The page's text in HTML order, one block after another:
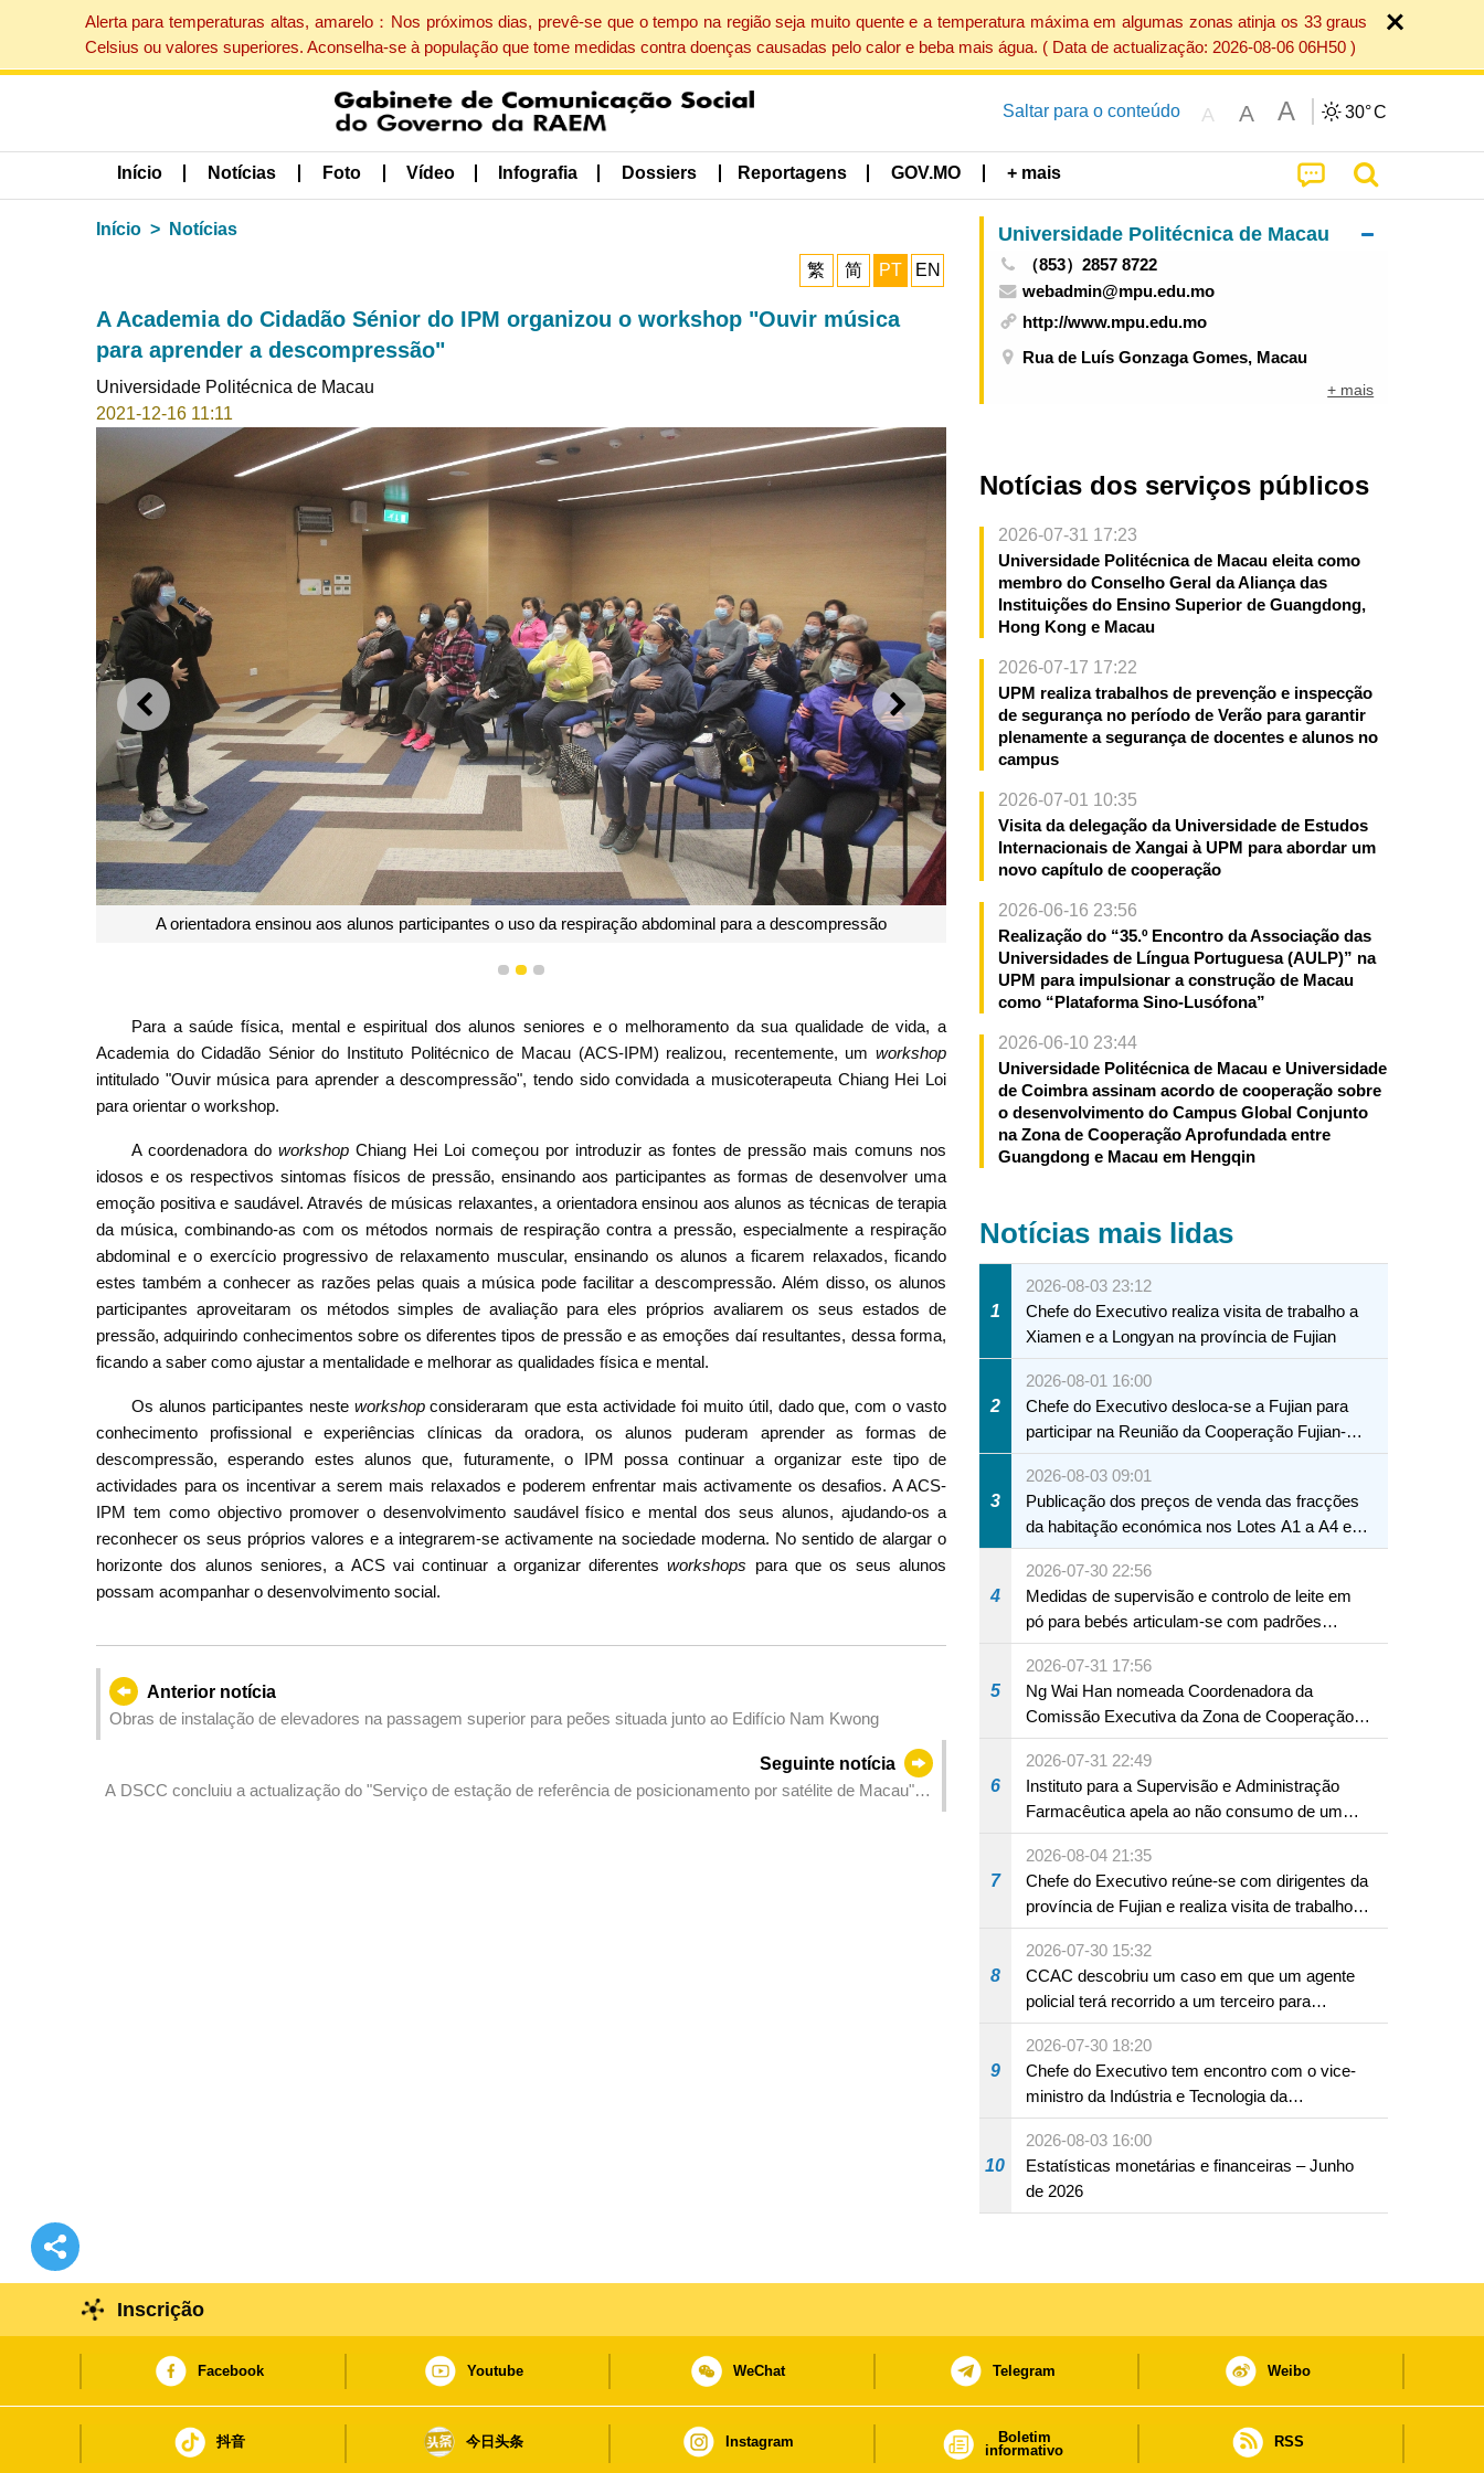
Alerta para temperaturas altas, amarelo：Nos próximos dias, prevê-se que o tempo na região seja muito quente e a temperatura máxima em algumas zonas atinja os 33 graus
Celsius ou valores superiores. Aconselha-se à população que tome medidas contra doenças causadas pelo calor e beba mais água. ( Data de actualização: 2026-08-06 06H50 )
Saltar para o conteúdo A A A 30°C
Início Notícias Foto Vídeo Infografia Dossiers Reportagens GOV.MO + mais
Início Notícias
繁 简 PT EN
A Academia do Cidadão Sénior do IPM organizou o workshop "Ouvir música
para aprender a descompressão"
Universidade Politécnica de Macau
2021-12-16 11:11
ANTERIOR SEGUINTE
Os alunos participantes estavam concentrados no exercício progressivo de relaxamento muscular
1
2 3
Para a saúde física, mental e espiritual dos alunos seniores e o melhoramento da sua qualidade de vida, a
Academia do Cidadão Sénior do Instituto Politécnico de Macau (ACS-IPM) realizou, recentemente, um workshop
intitulado "Ouvir música para aprender a descompressão", tendo sido convidada a musicoterapeuta Chiang Hei Loi
para orientar o workshop.
A coordenadora do workshop Chiang Hei Loi começou por introduzir as fontes de pressão mais comuns nos
idosos e os respectivos sintomas físicos de pressão, ensinando aos participantes as formas de desenvolver uma
emoção positiva e saudável. Através de músicas relaxantes, a orientadora ensinou aos alunos as técnicas de terapia
da música, combinando-as com os métodos normais de respiração contra a pressão, especialmente a respiração
abdominal e o exercício progressivo de relaxamento muscular, ensinando os alunos a ficarem relaxados, ficando
estes também a conhecer as razões pelas quais a música pode facilitar a descompressão. Além disso, os alunos
participantes aproveitaram os métodos simples de avaliação para eles próprios avaliarem os seus estados de
pressão, adquirindo conhecimentos sobre os diferentes tipos de pressão e as emoções daí resultantes, dessa forma,
ficando a saber como ajustar a mentalidade e melhorar as qualidades física e mental.
Os alunos participantes neste workshopconsideraram que esta actividade foi muito útil, dado que, com o vasto
conhecimento profissional e experiências clínicas da oradora, os alunos puderam aprender as formas de
descompressão, esperando estes alunos que, futuramente, o IPM possa continuar a organizar este tipo de
actividades para os incentivar a serem mais relaxados e poderem enfrentar mais activamente os desafios. A ACS-
IPM tem como objectivo promover o desenvolvimento saudável físico e mental dos seus alunos, ajudando-os a
reconhecer os seus próprios valores e a integrarem-se activamente na sociedade moderna. No sentido de alargar o
horizonte dos alunos seniores, a ACS vai continuar a organizar diferentesworkshops para que os seus alunos
possam acompanhar o desenvolvimento social.
Anterior notícia
Obras de instalação de elevadores na passagem superior para peões situada junto ao Edifício Nam Kwong
Seguinte notícia
A DSCC concluiu a actualização do "Serviço de estação de referência de posicionamento por satélite de Macau"
Universidade Politécnica de Macau
（853）2857 8722
webadmin@mpu.edu.mo
http://www.mpu.edu.mo
Rua de Luís Gonzaga Gomes, Macau
+ mais
Notícias dos serviços públicos
2026-07-31 17:23
Universidade Politécnica de Macau eleita como
membro do Conselho Geral da Aliança das
Instituições do Ensino Superior de Guangdong,
Hong Kong e Macau
2026-07-17 17:22
UPM realiza trabalhos de prevenção e inspecção
de segurança no período de Verão para garantir
plenamente a segurança de docentes e alunos no
campus
2026-07-01 10:35
Visita da delegação da Universidade de Estudos
Internacionais de Xangai à UPM para abordar um
novo capítulo de cooperação
2026-06-16 23:56
Realização do “35.º Encontro da Associação das
Universidades de Língua Portuguesa (AULP)” na
UPM para impulsionar a construção de Macau
como “Plataforma Sino-Lusófona”
2026-06-10 23:44
Universidade Politécnica de Macau e Universidade
de Coimbra assinam acordo de cooperação sobre
o desenvolvimento do Campus Global Conjunto
na Zona de Cooperação Aprofundada entre
Guangdong e Macau em Hengqin
Notícias mais lidas
1
2026-08-03 23:12
Chefe do Executivo realiza visita de trabalho a
Xiamen e a Longyan na província de Fujian
2
2026-08-01 16:00
Chefe do Executivo desloca-se a Fujian para
participar na Reunião da Cooperação Fujian-
Macau
3
2026-08-03 09:01
Publicação dos preços de venda das fracções
da habitação económica nos Lotes A1 a A4 e
A12 da Zona A dos Novos Aterros
4
2026-07-30 22:56
Medidas de supervisão e controlo de leite em
pó para bebés articulam-se com padrões
internacionais Serviços interdepartamentais
envidam esforços para assegurar a saúde dos
bebés e crianças, assim como a segurança
alimentar
5
2026-07-31 17:56
Ng Wai Han nomeada Coordenadora da
Comissão Executiva da Zona de Cooperação
Aprofundada entre Guangdong e Macau em
Hengqin
6
2026-07-31 22:49
Instituto para a Supervisão e Administração
Farmacêutica apela ao não consumo de um
produto com substâncias medicamentosas
ocidentais
7
2026-08-04 21:35
Chefe do Executivo reúne-se com dirigentes da
província de Fujian e realiza visita de trabalho
em Fuzhou
8
2026-07-30 15:32
CCAC descobriu um caso em que um agente
policial terá recorrido a um terceiro para
assumir por si a culpa na sequência de uma
infracção rodoviária
9
2026-07-30 18:20
Chefe do Executivo tem encontro com o vice-
ministro da Indústria e Tecnologia da
Informação
10
2026-08-03 16:00
Estatísticas monetárias e financeiras – Junho
de 2026
Inscrição
Facebook Youtube WeChat Telegram Weibo
抖音 今日头条 Instagram
Boletim
informativo
RSS